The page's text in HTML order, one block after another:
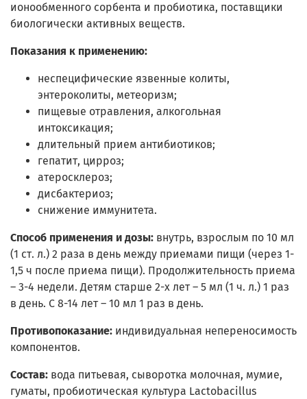
ионообменного сорбента и пробиотика, поставщики
биологически активных веществ.
Показания к применению:
неспецифические язвенные колиты,
энтероколиты, метеоризм;
пищевые отравления, алкогольная
интоксикация;
длительный прием антибиотиков;
гепатит, цирроз;
атеросклероз;
дисбактериоз;
снижение иммунитета.
Способ применения и дозы: внутрь, взрослым по 10 мл
(1 ст. л.) 2 раза в день между приемами пищи (через 1-
1,5 ч после приема пищи). Продолжительность приема
– 3-4 недели. Детям старше 2-х лет – 5 мл (1 ч. л.) 1 раз
в день. С 8-14 лет – 10 мл 1 раз в день.
Противопоказание: индивидуальная непереносимость
компонентов.
Состав: вода питьевая, сыворотка молочная, мумие,
гуматы, пробиотическая культура Lactobacillus